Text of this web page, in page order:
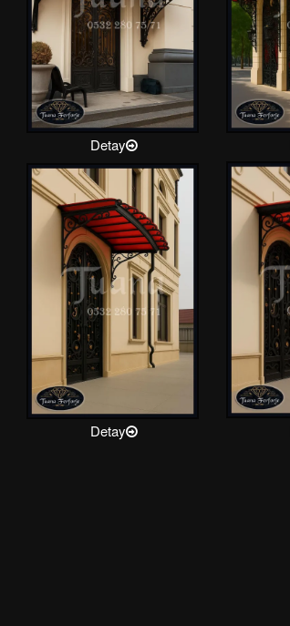
Detay
Detay